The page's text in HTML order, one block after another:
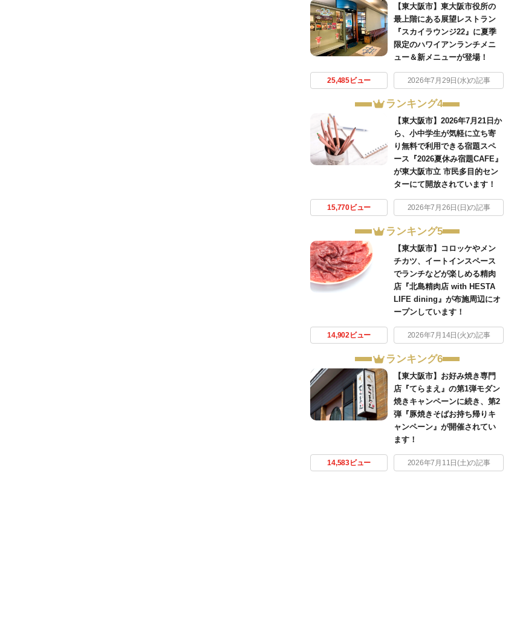
【東大阪市】東大阪市役所の
最上階にある展望レストラン
『スカイラウンジ22』に夏季
限定のハワイアンランチメニ
ュー＆新メニューが登場！
25,485ビュー 2026年7月29日(水)の記事
ランキング4
【東大阪市】2026年7月21日か
ら、小中学生が気軽に立ち寄
り無料で利用できる宿題スペ
ース『2026夏休み宿題CAFE』
が東大阪市立 市民多目的セン
ターにて開放されています！
15,770ビュー 2026年7月26日(日)の記事
ランキング5
【東大阪市】コロッケやメン
チカツ、イートインスペース
でランチなどが楽しめる精肉
店『北島精肉店 with HESTA
LIFE dining』が布施周辺にオ
ープンしています！
14,902ビュー 2026年7月14日(火)の記事
ランキング6
【東大阪市】お好み焼き専門
店『てらまえ』の第1弾モダン
焼きキャンペーンに続き、第2
弾『豚焼きそばお持ち帰りキ
ャンペーン』が開催されてい
ます！
14,583ビュー 2026年7月11日(土)の記事